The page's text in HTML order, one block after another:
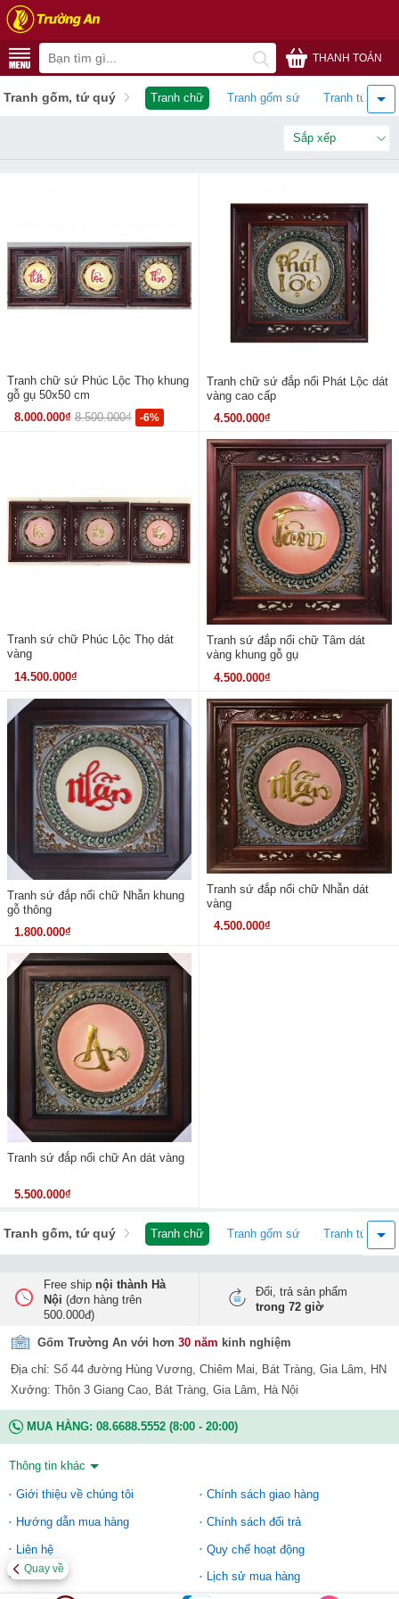
THANH TOÁN
Tranh gốm, tứ quý Tranh chữ Tranh gốm sứ Tranh tứ quý
Sắp xếp
Tranh chữ sứ Phúc Lộc Thọ khung
gỗ gụ 50x50 cm
8.000.000₫ 8.500.000₫ -6%
Tranh chữ sứ đắp nổi Phát Lộc dát
vàng cao cấp
4.500.000₫
Tranh sứ chữ Phúc Lộc Thọ dát
vàng
14.500.000₫
Tranh sứ đắp nổi chữ Tâm dát
vàng khung gỗ gụ
4.500.000₫
Tranh sứ đắp nổi chữ Nhẫn khung
gỗ thông
1.800.000₫
Tranh sứ đắp nổi chữ Nhẫn dát
vàng
4.500.000₫
Tranh sứ đắp nổi chữ An dát vàng
5.500.000₫
Tranh gốm, tứ quý Tranh chữ Tranh gốm sứ Tranh tứ quý
Free ship nội thành Hà
Nội (đơn hàng trên
500.000đ)
Đổi, trả sản phẩm
trong 72 giờ
Gốm Trường An với hơn 30 năm kinh nghiệm
Địa chỉ: Số 44 đường Hùng Vương, Chiêm Mai, Bát Tràng, Gia Lâm, HN
Xưởng: Thôn 3 Giang Cao, Bát Tràng, Gia Lâm, Hà Nội
MUA HÀNG: 08.6688.5552 (8:00 - 20:00)
Thông tin khác
Giới thiệu về chúng tôi Chính sách giao hàng
Hướng dẫn mua hàng Chính sách đổi trả
Liên hệ Quy chế hoạt động
Lịch sử mua hàng
Quay về